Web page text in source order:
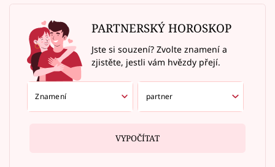
PARTNERSKÝ HOROSKOP
Jste si souzení? Zvolte znamení a
zjistěte, jestli vám hvězdy přejí.
VYPOČÍTAT